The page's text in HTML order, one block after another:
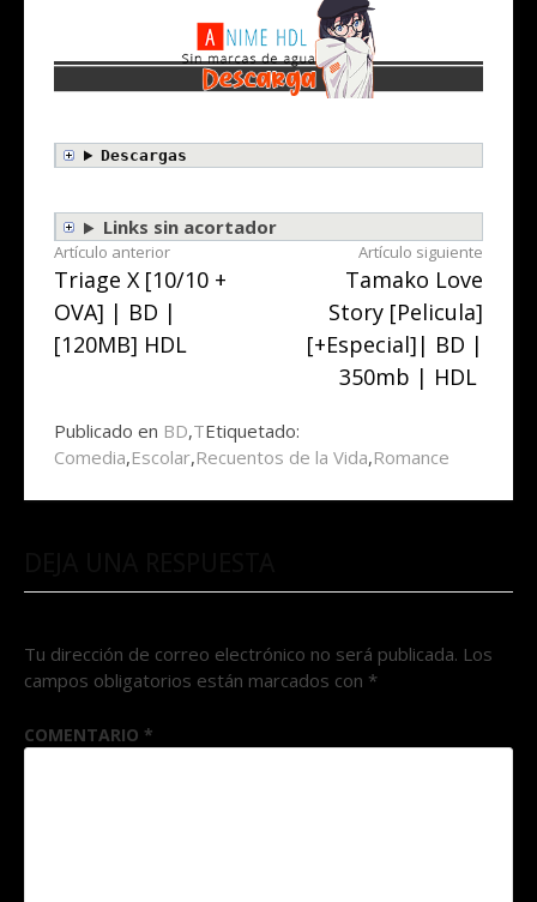
Descargas
Links sin acortador
Seguir
leyendo
Artículo anterior
Triage X [10/10 +
OVA] | BD |
[120MB] HDL
Artículo siguiente
Tamako Love
Story [Pelicula]
[+Especial]| BD |
350mb | HDL
Publicado en BD,TEtiquetado:
Comedia,Escolar,Recuentos de la Vida,Romance
Tu dirección de correo electrónico no será publicada. Los
campos obligatorios están marcados con *
COMENTARIO *